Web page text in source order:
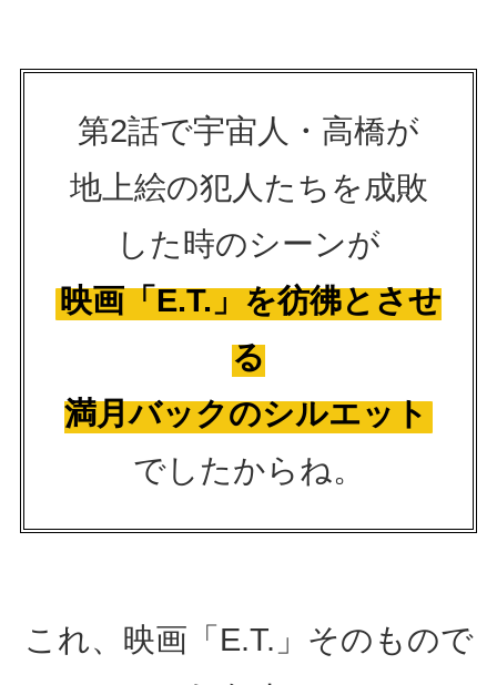
第2話で宇宙人・高橋が
地上絵の犯人たちを成敗
した時のシーンが
映画「E.T.」を彷彿とさせ
る
満月バックのシルエット
でしたからね。
これ、映画「E.T.」そのもので